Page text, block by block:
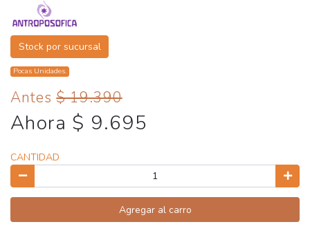
Stock por sucursal
Pocas Unidades.
Antes$ 19.390
Ahora $ 9.695
CANTIDAD
Agregar al carro